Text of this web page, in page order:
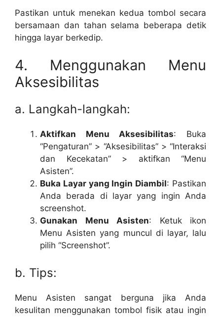
Pastikan untuk menekan kedua tombol secara
bersamaan dan tahan selama beberapa detik
hingga layar berkedip.
4. Menggunakan Menu
Aksesibilitas
a. Langkah-langkah:
Aktifkan Menu Aksesibilitas: Buka
“Pengaturan” > “Aksesibilitas” > “Interaksi
dan Kecekatan” > aktifkan “Menu
Asisten”.
Buka Layar yang Ingin Diambil: Pastikan
Anda berada di layar yang ingin Anda
screenshot.
Gunakan Menu Asisten: Ketuk ikon
Menu Asisten yang muncul di layar, lalu
pilih “Screenshot”.
b. Tips:
Menu Asisten sangat berguna jika Anda
kesulitan menggunakan tombol fisik atau ingin